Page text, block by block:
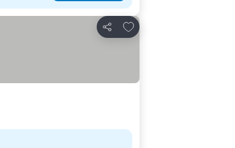
Partilhar
Adicionar aos favoritos